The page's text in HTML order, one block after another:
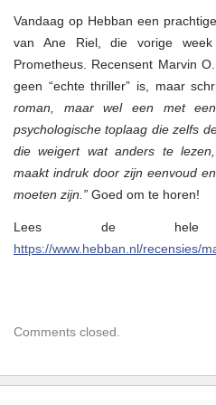
(!)
Vandaag op Hebban een
van Ane Riel, die vorige
Prometheus. Recensent Marvin
geen “echte thriller” is, maar
roman, maar wel een met
psychologische toplaag die zelfs
die weigert wat anders te
maakt indruk door zijn eenvoud
moeten zijn.” Goed om te horen!
Lees de hele
https://www.hebban.nl/recensies/
Comments closed.